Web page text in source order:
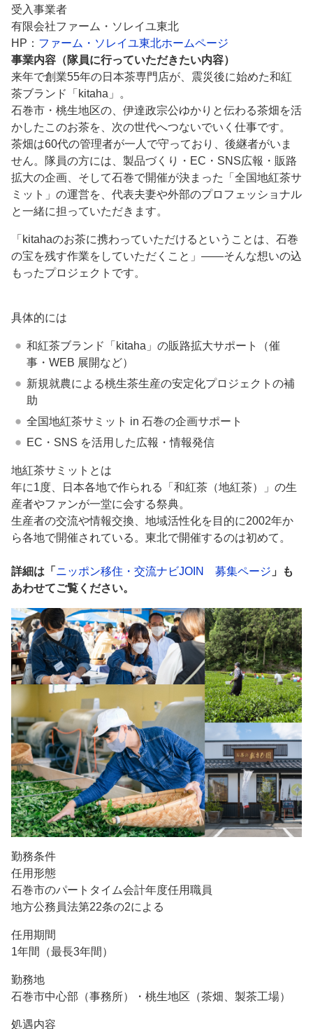
受入事業者
有限会社ファーム・ソレイユ東北
HP： ファーム・ソレイユ東北ホームページ
事業内容（隊員に行っていただきたい内容）
来年で創業55年の日本茶専門店が、震災後に始めた和紅
茶ブランド「kitaha」。
石巻市・桃生地区の、伊達政宗公ゆかりと伝わる茶畑を活
かしたこのお茶を、次の世代へつないでいく仕事です。
茶畑は60代の管理者が一人で守っており、後継者がいま
せん。隊員の方には、製品づくり・EC・SNS広報・販路
拡大の企画、そして石巻で開催が決まった「全国地紅茶サ
ミット」の運営を、代表夫妻や外部のプロフェッショナル
と一緒に担っていただきます。
「kitahaのお茶に携わっていただけるということは、石巻
の宝を残す作業をしていただくこと」――そんな想いの込
もったプロジェクトです。
具体的には
和紅茶ブランド「kitaha」の販路拡大サポート（催
事・WEB 展開など）
新規就農による桃生茶生産の安定化プロジェクトの補
助
全国地紅茶サミット in 石巻の企画サポート
EC・SNS を活用した広報・情報発信
地紅茶サミットとは
年に1度、日本各地で作られる「和紅茶（地紅茶）」の生
産者やファンが一堂に会する祭典。
生産者の交流や情報交換、地域活性化を目的に2002年か
ら各地で開催されている。東北で開催するのは初めて。
詳細は「 ニッポン移住・交流ナビJOIN 募集ページ 」も
あわせてご覧ください。
勤務条件
任用形態
石巻市のパートタイム会計年度任用職員
地方公務員法第22条の2による
任用期間
1年間（最長3年間）
勤務地
石巻市中心部（事務所）・桃生地区（茶畑、製茶工場）
処遇内容